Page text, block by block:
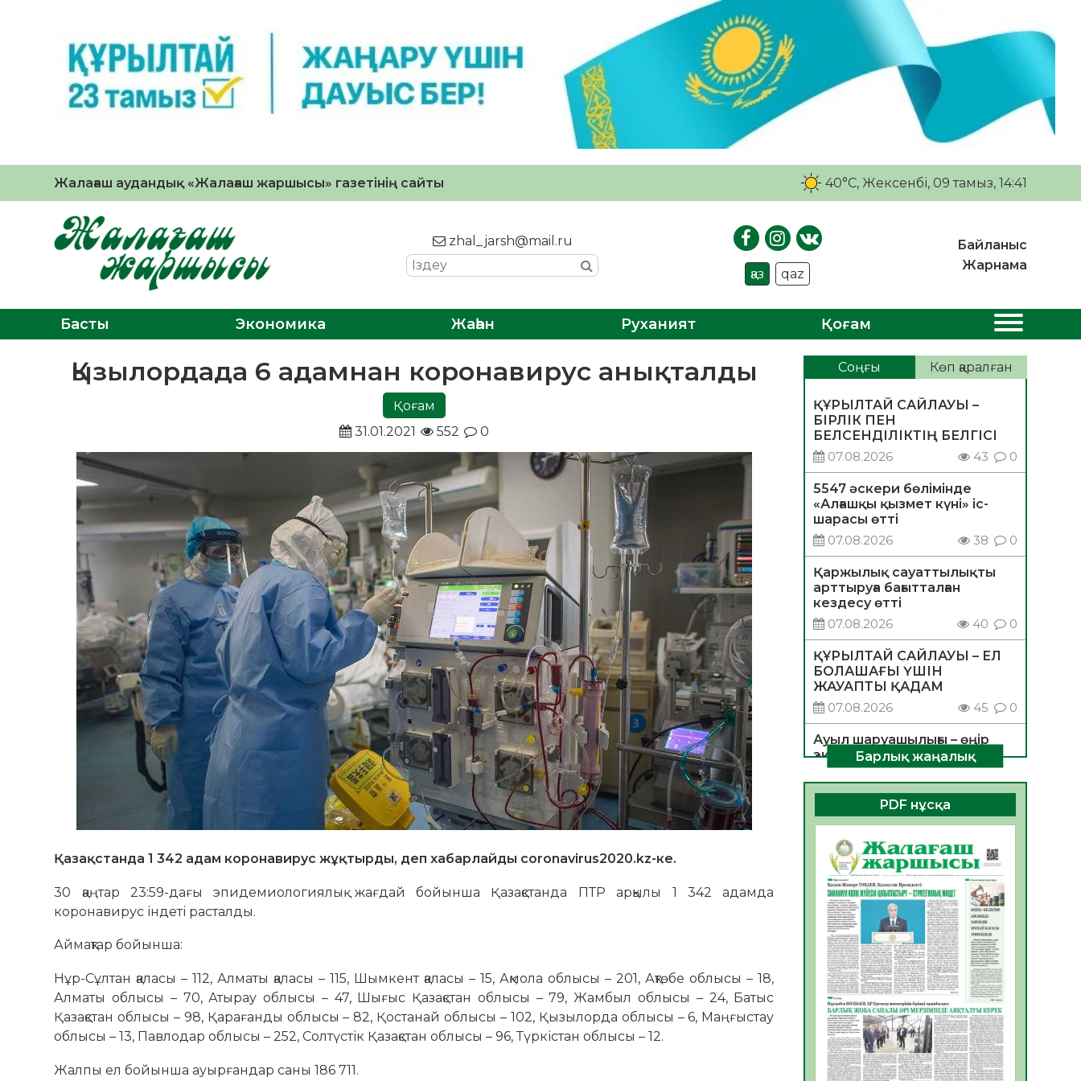
Жалағаш аудандық «Жалағаш жаршысы» газетінің сайты 40°C, Жексенбі, 09 тамыз, 14:41
zhal_jarsh@mail.ru
қаз qaz
Байланыс
Жарнама
Басты Экономика Жаһан Руханият Қоғам
Қызылордада 6 адамнан коронавирус анықталды
Қоғам
31.01.2021
552 0
Қазақстанда 1 342 адам коронавирус жұқтырды, деп хабарлайды coronavirus2020.kz-ке.
30 қаңтар 23:59-дағы эпидемиологиялық жағдай бойынша Қазақстанда ПТР арқылы 1 342 адамда
коронавирус індеті расталды.
Аймақтар бойынша:
Нұр-Сұлтан қаласы – 112, Алматы қаласы – 115, Шымкент қаласы – 15, Ақмола облысы – 201, Ақтөбе облысы – 18,
Алматы облысы – 70, Атырау облысы – 47, Шығыс Қазақстан облысы – 79, Жамбыл облысы – 24, Батыс
Қазақстан облысы – 98, Қарағанды облысы – 82, Қостанай облысы – 102, Қызылорда облысы – 6, Маңғыстау
облысы – 13, Павлодар облысы – 252, Солтүстік Қазақстан облысы – 96, Түркістан облысы – 12.
Жалпы ел бойынша ауырғандар саны 186 711.
Соңғы Көп қаралған
ҚҰРЫЛТАЙ САЙЛАУЫ –
БІРЛІК ПЕН
БЕЛСЕНДІЛІКТІҢ БЕЛГІСІ
07.08.2026
43 0
5547 әскери бөлімінде
«Алғашқы қызмет күні» іс-
шарасы өтті
07.08.2026
38 0
Қаржылық сауаттылықты
арттыруға бағытталған
кездесу өтті
07.08.2026
40 0
ҚҰРЫЛТАЙ САЙЛАУЫ – ЕЛ
БОЛАШАҒЫ ҮШІН
ЖАУАПТЫ ҚАДАМ
07.08.2026
45 0
Ауыл шаруашылығы – өңір
экономикасының негізгі
тірегі
06.08.2026
52 0
ҚОҒАМДЫҚ БЕЛСЕНДІЛІК –
ЕЛ ДАМУЫНЫҢ НЕГІЗІ
06.08.2026
50
ҚҰРЫЛТАЙ САЙЛАУЫ –
БОЛАШАҚҚА БАСТАР
ЖАУАПТЫ ТАҢДАУ
06.08.2026
52
Инфекциялық ауруларға
қарсы иммундау
жұмыстарының тиімділігі
06.08.2026
54
Көкжөтел ауруы туралы
Барлық жаңалық
PDF нұсқа